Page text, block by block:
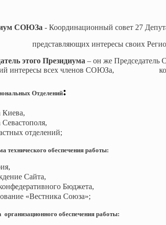
СОЮЗа - Координационный совет 27
интересы своих
этого Президиума – он же
интересы всех членов СОЮЗа,
Отделений:
отделений;
технического обеспечения работы:
Сайта,
Бюджета,
«Вестника Союза»;
обеспечения работы: